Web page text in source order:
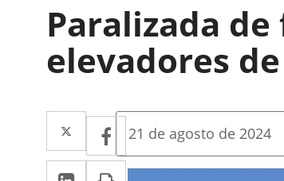
Paralizada
elevadores
Twitter
Enlace
a
Facebook
Enlace
a
LinkedIn
EnlaceImprimir
Fecha
la
21 de agosto de 2024